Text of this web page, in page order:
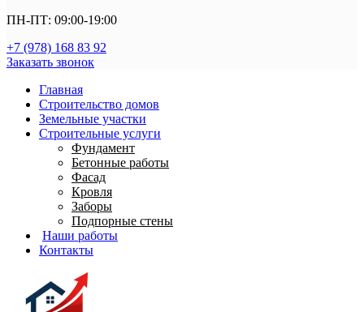
ПН-ПТ: 09:00-19:00
+7 (978) 168 83 92
Заказать звонок
Главная
Строительство домов
Земельные участки
Строительные услуги
Фундамент
Бетонные работы
Фасад
Кровля
Заборы
Подпорные стены
Наши работы
Контакты